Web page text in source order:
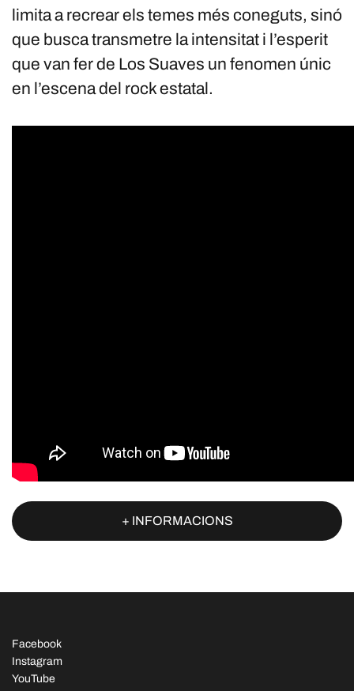
limita a recrear els temes més coneguts, sinó
que busca transmetre la intensitat i l’esperit
que van fer de Los Suaves un fenomen únic
en l’escena del rock estatal.
+ INFORMACIONS
Facebook
Instagram
YouTube